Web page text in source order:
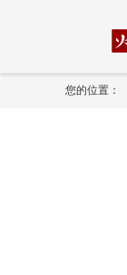
您的位置：